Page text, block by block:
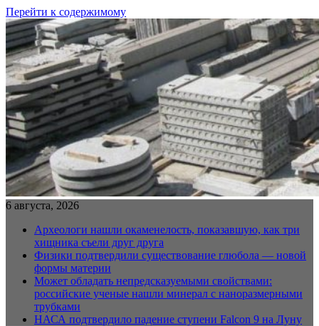
Перейти к содержимому
6 августа, 2026
Археологи нашли окаменелость, показавшую, как три
хищника съели друг друга
Физики подтвердили существование глюбола — новой
формы материи
Может обладать непредсказуемыми свойствами:
российские ученые нашли минерал с наноразмерными
трубками
НАСА подтвердило падение ступени Falcon 9 на Луну